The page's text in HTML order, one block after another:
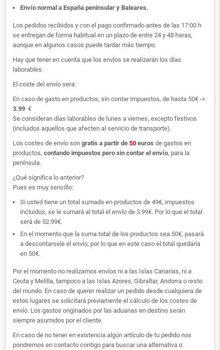
Envío normal a España peninsular y Baleares.
Los pedidos recibidos y con el pago confirmado antes de las 17:00 h
se entregan de forma habitual en un plazo de entre 24 y 48 horas,
aunque en algunos casos puede tardar más tiempo.
Hay que tener en cuenta que los envíos se realizarán los días
laborables.
El coste del envío sera:
En caso de gasto en productos, sin contar impuestos, de hasta 50€ ->
3.99 €
Se consideran días laborables de lunes a viernes, excepto festivos
(incluidos aquellos que afecten al servicio de transporte).
Los costes de envío son gratis a partir de 50 euros de gastos en
productos, contando impuestos pero sin contar el envío, para la
península.
¿Qué significa lo anterior?
Pues es muy sencillo:
Si usted tiene un total sumado en productos de 49€, impuestos
incluidos, se le sumará al total el envío de 3.99€. Por lo que el total
será de 52.99€.
En el momento que la suma total de los productos sea 50€, pasará
a descontarsele el envío, por lo que en este caso el total quedaría
en 50€.
Por el momento no realizamos envíos ni a las Islas Canarias, ni a
Ceuta y Melilla, tampoco a las Islas Azores, Gibraltar, Andorra o resto
del mundo. En caso de querer realizar un pedido desde cualquiera de
estos lugares se solicitará previamente el cálculo de los costes de
envío. Los gastos originados por las aduanas en destino serán
siempre asumidos por el cliente.
En caso de no tener en existencia algún artículo de tu pedido nos
pondremos en contacto contigo para buscar una alternativa o